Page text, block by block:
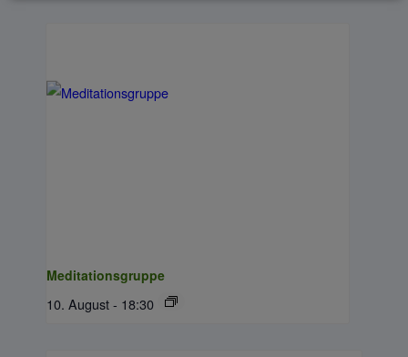
Meditationsgruppe
10. August - 18:30